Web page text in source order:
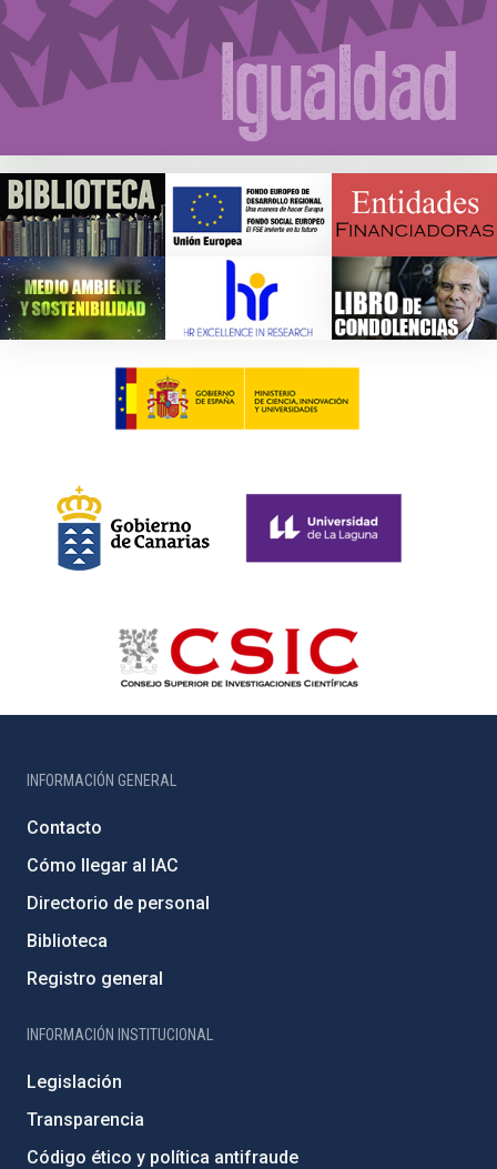
INFORMACIÓN GENERAL
Contacto
Cómo llegar al IAC
Directorio de personal
Biblioteca
Registro general
INFORMACIÓN INSTITUCIONAL
Legislación
Transparencia
Código ético y política antifraude